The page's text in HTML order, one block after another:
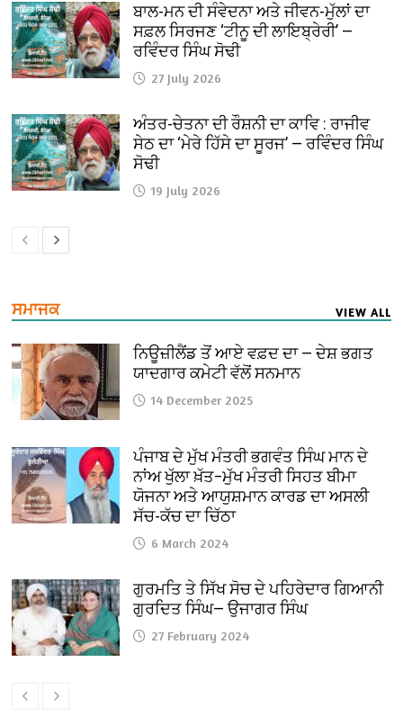
ਬਾਲ-ਮਨ ਦੀ ਸੰਵੇਦਨਾ ਅਤੇ ਜੀਵਨ-ਮੁੱਲਾਂ ਦਾ
ਸਫ਼ਲ ਸਿਰਜਣ ‘ਟੀਨੂ ਦੀ ਲਾਇਬ੍ਰੇਰੀ’ —
ਰਵਿੰਦਰ ਸਿੰਘ ਸੋਢੀ
27 July 2026
ਅੰਤਰ-ਚੇਤਨਾ ਦੀ ਰੌਸ਼ਨੀ ਦਾ ਕਾਵਿ : ਰਾਜੀਵ
ਸੇਠ ਦਾ ‘ਮੇਰੇ ਹਿੱਸੇ ਦਾ ਸੂਰਜ’ — ਰਵਿੰਦਰ ਸਿੰਘ
ਸੋਢੀ
19 July 2026
ਸਮਾਜਕ VIEW ALL
ਨਿਊਜ਼ੀਲੈਂਡ ਤੋਂ ਆਏ ਵਫ਼ਦ ਦਾ — ਦੇਸ਼ ਭਗਤ
ਯਾਦਗਾਰ ਕਮੇਟੀ ਵੱਲੋਂ ਸਨਮਾਨ
14 December 2025
ਪੰਜਾਬ ਦੇ ਮੁੱਖ ਮੰਤਰੀ ਭਗਵੰਤ ਸਿੰਘ ਮਾਨ ਦੇ
ਨਾਂਅ ਖੁੱਲਾ ਖ਼ੱਤ–ਮੁੱਖ ਮੰਤਰੀ ਸਿਹਤ ਬੀਮਾ
ਯੋਜਨਾ ਅਤੇ ਆਯੁਸ਼ਮਾਨ ਕਾਰਡ ਦਾ ਅਸਲੀ
ਸੱਚ-ਕੱਚ ਦਾ ਚਿੱਠਾ
6 March 2024
ਗੁਰਮਤਿ ਤੇ ਸਿੱਖ ਸੋਚ ਦੇ ਪਹਿਰੇਦਾਰ ਗਿਆਨੀ
ਗੁਰਦਿਤ ਸਿੰਘ— ਉਜਾਗਰ ਸਿੰਘ
27 February 2024